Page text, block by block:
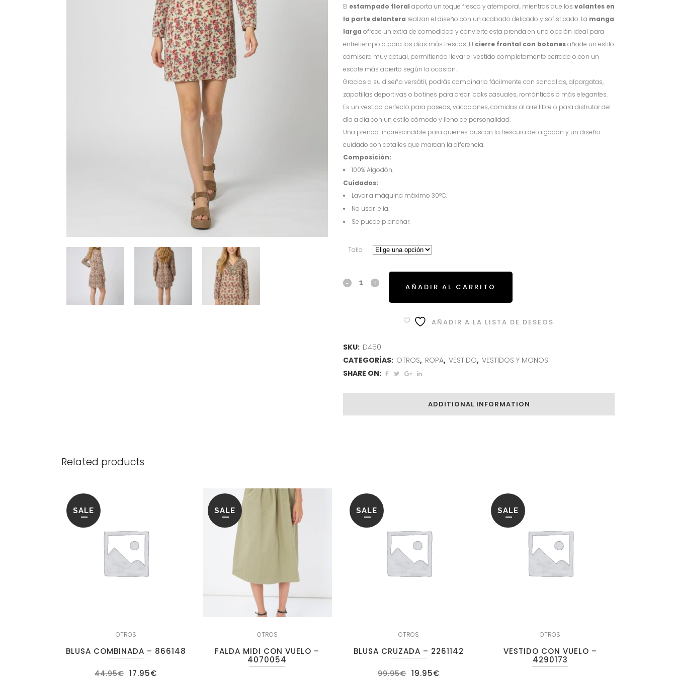
El estampado floral aporta un toque fresco y atemporal, mientras que los volantes en
la parte delantera realzan el diseño con un acabado delicado y sofisticado. La manga
larga ofrece un extra de comodidad y convierte esta prenda en una opción ideal para
entretiempo o para los días más frescos. El cierre frontal con botonesañade un estilo
camisero muy actual, permitiendo llevar el vestido completamente cerrado o con un
escote más abierto según la ocasión.
Gracias a su diseño versátil, podrás combinarlo fácilmente con sandalias, alpargatas,
zapatillas deportivas o botines para crear looks casuales, románticos o más elegantes.
Es un vestido perfecto para paseos, vacaciones, comidas al aire libre o para disfrutar del
día a día con un estilo cómodo y lleno de personalidad.
Una prenda imprescindible para quienes buscan la frescura del algodón y un diseño
cuidado con detalles que marcan la diferencia.
Composición:
100% Algodón.
Cuidados:
Lavar a máquina máximo 30ºC.
No usar lejía.
Se puede planchar.
Talla
AÑADIR AL CARRITO
AÑADIR A LA LISTA DE DESEOS
SKU: D450
CATEGORÍAS: OTROS, ROPA, VESTIDO, VESTIDOS Y MONOS
SHARE ON:
ADDITIONAL INFORMATION
Related products
SALE
OTROS
BLUSA COMBINADA – 866148
44.95€ El
17.95€
SALE
OTROS
FALDA MIDI CON VUELO –
4070054
SALE
OTROS
BLUSA CRUZADA – 2261142
99.95€ El
19.95€
SALE
OTROS
VESTIDO CON VUELO –
4290173